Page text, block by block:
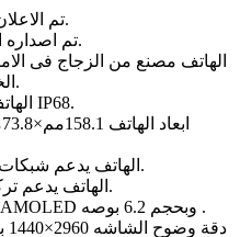
تم الاعلان عن الهاتف فى فبراير 2018.
تم اصداره الى الاسواق فى مارس 2018.
الهاتف مصنع من الزجاج فى
الخدش مع اطار من الالومنيوم.
الهاتف مضاد للماء والاتربه بمعيار IP68.
الهاتف يدعم شبكات الجيل الثانى والثالث والرابع.
الهاتف يدعم تركيب شريحتى اتصال نانوسيم.
شاشة الهاتف من نوع Super AMOLED وبحجم 6.2 بوصه .